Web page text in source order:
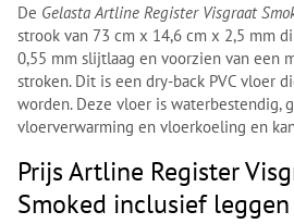
De Gelasta Artline Register Visgraat
strook van 73 cm x 14,6 cm x 2,5 mm
0,55 mm slijtlaag en voorzien van een
stroken. Dit is een dry-back PVC vloer
worden. Deze vloer is waterbestendig,
vloerverwarming en vloerkoeling en
Prijs Artline Register
Smoked inclusief leggen